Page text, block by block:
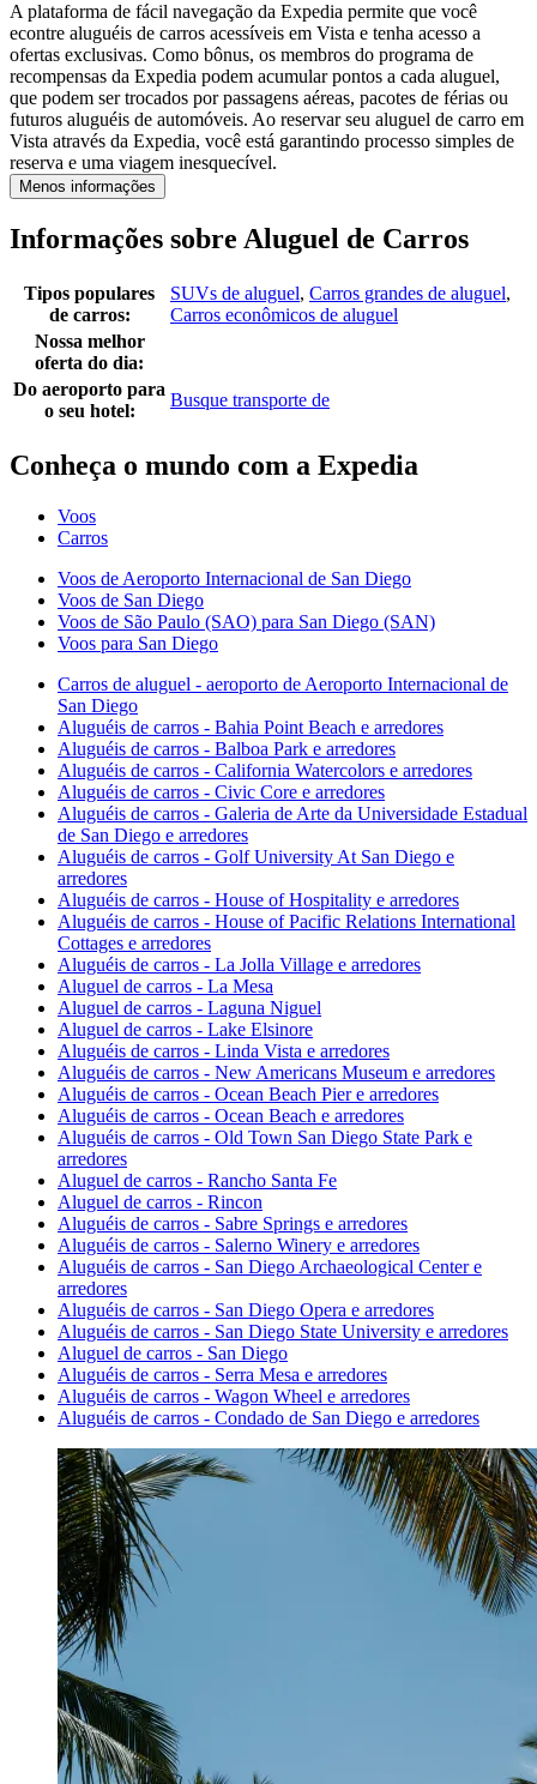
A plataforma de fácil navegação da Expedia permite que você
econtre aluguéis de carros acessíveis em Vista e tenha acesso a
ofertas exclusivas. Como bônus, os membros do programa de
recompensas da Expedia podem acumular pontos a cada aluguel,
que podem ser trocados por passagens aéreas, pacotes de férias ou
futuros aluguéis de automóveis. Ao reservar seu aluguel de carro em
Vista através da Expedia, você está garantindo processo simples de
reserva e uma viagem inesquecível.
Menos informações
Informações sobre Aluguel de Carros
Tipos populares
de carros:
SUVs de aluguel, Carros grandes de aluguel,
Carros econômicos de aluguel
Nossa melhor
oferta do dia:
Do aeroporto para
o seu hotel:
Busque transporte de
Conheça o mundo com a Expedia
Voos
Carros
Voos de Aeroporto Internacional de San Diego
Voos de San Diego
Voos de São Paulo (SAO) para San Diego (SAN)
Voos para San Diego
Carros de aluguel - aeroporto de Aeroporto Internacional de
San Diego
Aluguéis de carros - Bahia Point Beach e arredores
Aluguéis de carros - Balboa Park e arredores
Aluguéis de carros - California Watercolors e arredores
Aluguéis de carros - Civic Core e arredores
Aluguéis de carros - Galeria de Arte da Universidade Estadual
de San Diego e arredores
Aluguéis de carros - Golf University At San Diego e
arredores
Aluguéis de carros - House of Hospitality e arredores
Aluguéis de carros - House of Pacific Relations International
Cottages e arredores
Aluguéis de carros - La Jolla Village e arredores
Aluguel de carros - La Mesa
Aluguel de carros - Laguna Niguel
Aluguel de carros - Lake Elsinore
Aluguéis de carros - Linda Vista e arredores
Aluguéis de carros - New Americans Museum e arredores
Aluguéis de carros - Ocean Beach Pier e arredores
Aluguéis de carros - Ocean Beach e arredores
Aluguéis de carros - Old Town San Diego State Park e
arredores
Aluguel de carros - Rancho Santa Fe
Aluguel de carros - Rincon
Aluguéis de carros - Sabre Springs e arredores
Aluguéis de carros - Salerno Winery e arredores
Aluguéis de carros - San Diego Archaeological Center e
arredores
Aluguéis de carros - San Diego Opera e arredores
Aluguéis de carros - San Diego State University e arredores
Aluguel de carros - San Diego
Aluguéis de carros - Serra Mesa e arredores
Aluguéis de carros - Wagon Wheel e arredores
Aluguéis de carros - Condado de San Diego e arredores